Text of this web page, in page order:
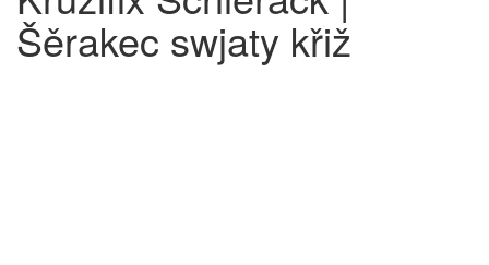
Šěrakec swjaty křiž